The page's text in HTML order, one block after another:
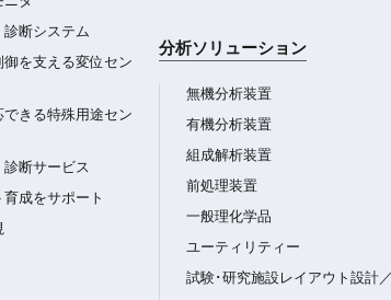
診断システム
を支える変位セン
きる特殊用途セン
診断サービス
成をサポート
分析ソリューション
無機分析装置
有機分析装置
組成解析装置
前処理装置
一般理化学品
ユーティリティー
試験･研究施設レイアウト設計